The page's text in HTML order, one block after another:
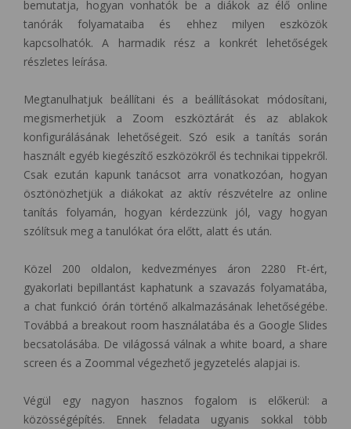
bemutatja, hogyan vonhatók be a diákok az élő online
tanórák folyamataiba és ehhez milyen eszközök
kapcsolhatók. A harmadik rész a konkrét lehetőségek
részletes leírása.
Megtanulhatjuk beállítani és a beállításokat módosítani,
megismerhetjük a Zoom eszköztárát és az ablakok
konfigurálásának lehetőségeit. Szó esik a tanítás során
használt egyéb kiegészítő eszközökről és technikai tippekről.
Csak ezután kapunk tanácsot arra vonatkozóan, hogyan
ösztönözhetjük a diákokat az aktív részvételre az online
tanítás folyamán, hogyan kérdezzünk jól, vagy hogyan
szólítsuk meg a tanulókat óra előtt, alatt és után.
Közel 200 oldalon, kedvezményes áron 2280 Ft-ért,
gyakorlati bepillantást kaphatunk a szavazás folyamatába,
a chat funkció órán történő alkalmazásának lehetőségébe.
Továbbá a breakout room használatába és a Google Slides
becsatolásába. De világossá válnak a white board, a share
screen és a Zoommal végezhető jegyzetelés alapjai is.
Végül egy nagyon hasznos fogalom is előkerül: a
közösségépítés. Ennek feladata ugyanis sokkal több